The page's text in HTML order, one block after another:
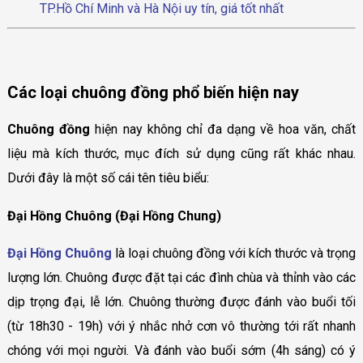
TP.Hồ Chí Minh và Hà Nội uy tín, giá tốt nhất
Các loại chuông đồng phổ biến hiện nay
Chuông đồng hiện nay không chỉ đa dạng về hoa văn, chất
liệu mà kích thước, mục đích sử dụng cũng rất khác nhau.
Dưới đây là một số cái tên tiêu biểu:
Đại Hồng Chuông (Đại Hồng Chung)
Đại Hồng Chuông là loại chuông đồng với kích thước và trọng
lượng lớn. Chuông được đặt tại các đình chùa và thỉnh vào các
dịp trọng đại, lễ lớn. Chuông thường được đánh vào buổi tối
(từ 18h30 - 19h) với ý nhắc nhở cơn vô thường tới rất nhanh
chóng với mọi người. Và đánh vào buổi sớm (4h sáng) có ý